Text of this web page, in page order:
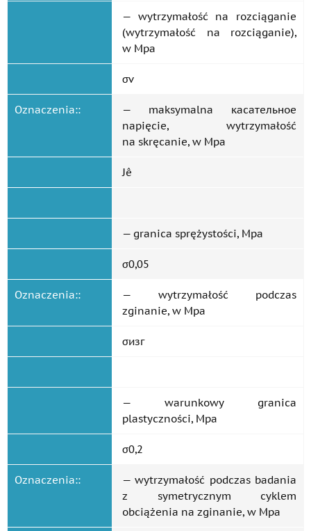
— wytrzymałość na rozciąganie
(wytrzymałość na rozciąganie),
w Mpa
σv
Oznaczenia::
— maksymalna касательное
napięcie, wytrzymałość
na skręcanie, w Mpa
Jê
— granica sprężystości, Mpa
σ0,05
Oznaczenia::
— wytrzymałość podczas
zginanie, w Mpa
σизг
— warunkowy granica
plastyczności, Mpa
σ0,2
Oznaczenia::
— wytrzymałość podczas badania
z symetrycznym cyklem
obciążenia na zginanie, w Mpa